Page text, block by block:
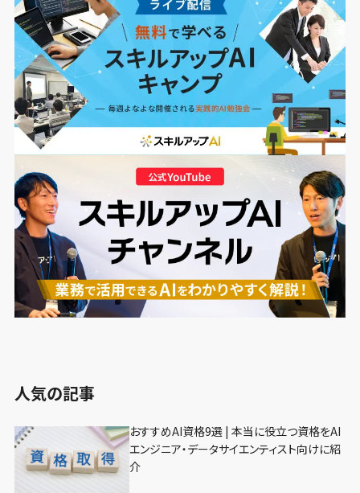
人気の記事
おすすめAI資格9選 | 本当に役立つ資格をAI
エンジニア・データサイエンティスト向けに紹
介